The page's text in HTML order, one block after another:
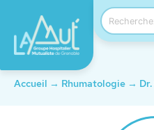
Accueil → Rhumatologie →